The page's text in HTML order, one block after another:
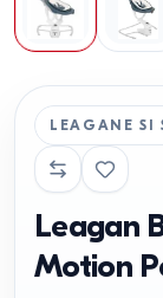
LEAGANE SI
Leagan
Motion